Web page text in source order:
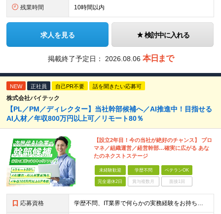
残業時間 10時間以内
求人を見る 検討中に入れる
掲載終了予定日： 2026.08.06 本日まで
NEW 正社員 自己PR不要 話を聞きたい応募可
株式会社バイテック
【PL／PM／ディレクター】当社幹部候補へ／AI推進中！目指せる
AI人材／年収800万円以上可／リモート80％
【設立2年目！今の当社が絶好のチャンス】 プロ
マネ／組織運営／経営幹部…確実に広がる あな
たのネクストステージ
未経験歓迎 学歴不問 ベテランOK
完全週休2日 賞与複数月 面接1回
応募資格 学歴不問、IT業界で何らかの実務経験をお持ちの方（3年以上） ※PG/SE経験がある方歓迎、PM/PL経験があれば即戦力として優遇 ※ブランクのある方歓迎 ※担当業務/フェーズ/使用言語などは限定せず